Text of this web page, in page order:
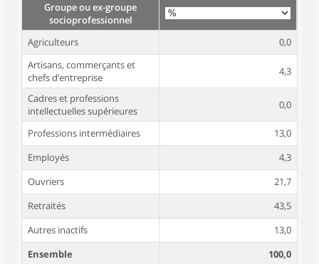
Groupe ou ex-groupe
socioprofessionnel
Agriculteurs
0,0
Artisans, commerçants et
chefs d’entreprise
4,3
Cadres et professions
intellectuelles supérieures
0,0
Professions intermédiaires
13,0
Employés
4,3
Ouvriers
21,7
Retraités
43,5
Autres inactifs
13,0
Ensemble
100,0